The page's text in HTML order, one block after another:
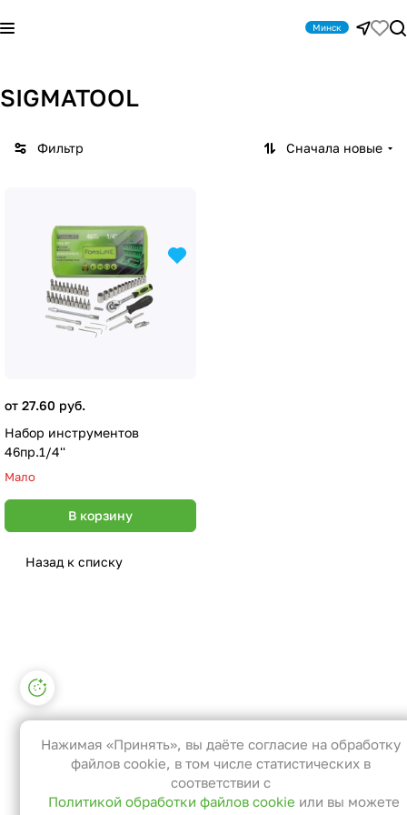
Минск
SIGMATOOL
Фильтр Сначала новые
от 27.60 руб.
Набор инструментов
46пр.1/4''
Мало
В корзину
Назад к списку
Настройки файлов cookie
Функциональные
Эти файлы необходимы для
функционирования сайта и не могут
быть отключены в наших системах. Вы
можете настроить браузер так, чтобы
Нажимая «Принять», вы даёте согласие на обработку
файлов cookie, в том числе статистических в
соответствии с
Политикой обработки файлов cookie или вы можете